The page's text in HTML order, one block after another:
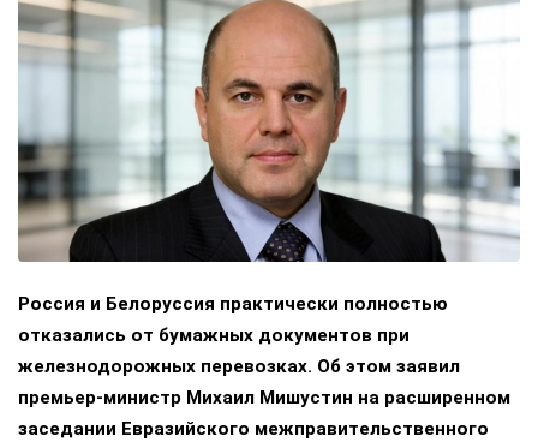
Россия и Белоруссия практически полностью
отказались от бумажных документов при
железнодорожных перевозках. Об этом заявил
премьер-министр Михаил Мишустин на расширенном
заседании Евразийского межправительственного